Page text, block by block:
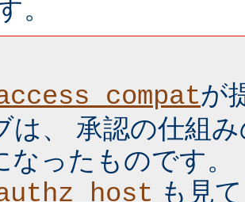
。
が
は、 承認の仕組
なったものです。
も見